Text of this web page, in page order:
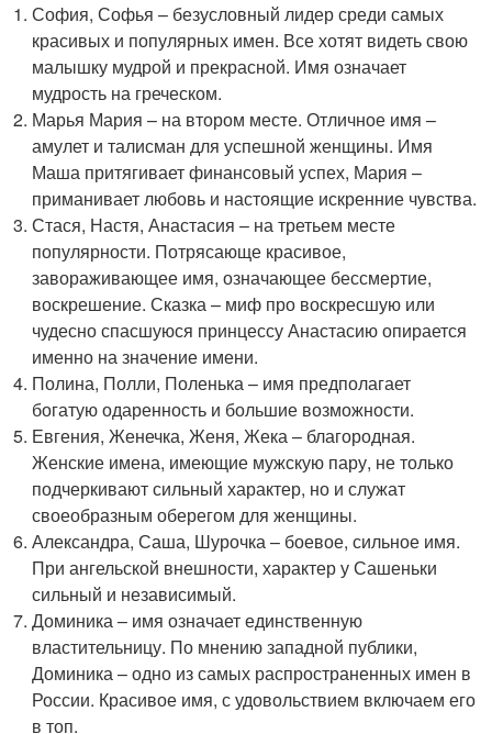
София, Софья – безусловный лидер среди самых
красивых и популярных имен. Все хотят видеть свою
малышку мудрой и прекрасной. Имя означает
мудрость на греческом.
Марья Мария – на втором месте. Отличное имя –
амулет и талисман для успешной женщины. Имя
Маша притягивает финансовый успех, Мария –
приманивает любовь и настоящие искренние чувства.
Стася, Настя, Анастасия – на третьем месте
популярности. Потрясающе красивое,
завораживающее имя, означающее бессмертие,
воскрешение. Сказка – миф про воскресшую или
чудесно спасшуюся принцессу Анастасию опирается
именно на значение имени.
Полина, Полли, Поленька – имя предполагает
богатую одаренность и большие возможности.
Евгения, Женечка, Женя, Жека – благородная.
Женские имена, имеющие мужскую пару, не только
подчеркивают сильный характер, но и служат
своеобразным оберегом для женщины.
Александра, Саша, Шурочка – боевое, сильное имя.
При ангельской внешности, характер у Сашеньки
сильный и независимый.
Доминика – имя означает единственную
властительницу. По мнению западной публики,
Доминика – одно из самых распространенных имен в
России. Красивое имя, с удовольствием включаем его
в топ.